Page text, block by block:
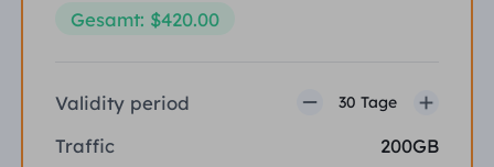
Gesamt: $420.00
Validity period 30 Tage
Traffic
200GB